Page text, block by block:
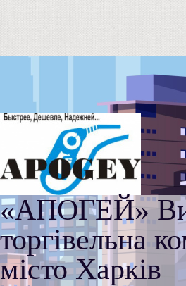
«АПОГЕЙ»
торгівельна
місто Харків